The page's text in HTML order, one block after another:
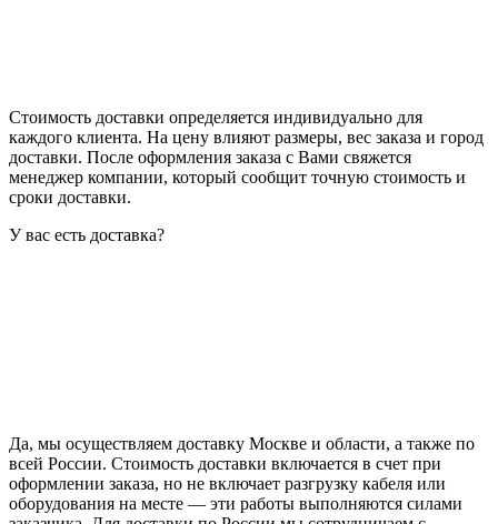
Стоимость доставки определяется индивидуально для
каждого клиента. На цену влияют размеры, вес заказа и город
доставки. После оформления заказа с Вами свяжется
менеджер компании, который сообщит точную стоимость и
сроки доставки.
У вас есть доставка?
Да, мы осуществляем доставку Москве и области, а также по
всей России. Стоимость доставки включается в счет при
оформлении заказа, но не включает разгрузку кабеля или
оборудования на месте — эти работы выполняются силами